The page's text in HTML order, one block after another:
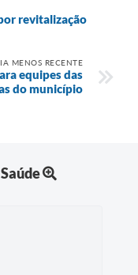
revitalização
MENOS RECENTE
equipes das
do município
Saúde